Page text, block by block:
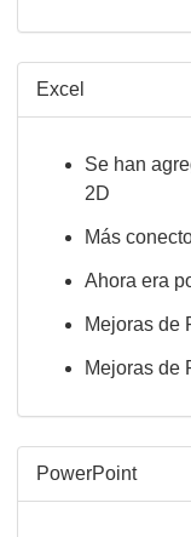
Excel
Se han
2D
Más
Ahora era
Mejoras de
Mejoras de
PowerPoint